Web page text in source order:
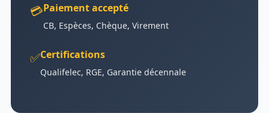
💳Paiement accepté
CB, Espèces, Chèque, Virement
✅Certifications
Qualifelec, RGE, Garantie décennale